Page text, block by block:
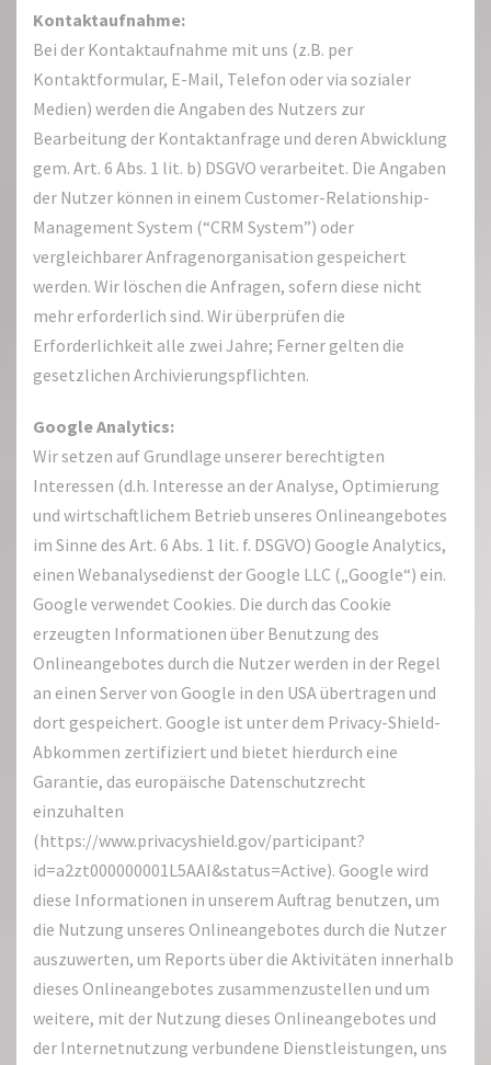
Kontaktaufnahme:
Bei der Kontaktaufnahme mit uns (z.B. per
Kontaktformular, E-Mail, Telefon oder via sozialer
Medien) werden die Angaben des Nutzers zur
Bearbeitung der Kontaktanfrage und deren Abwicklung
gem. Art. 6 Abs. 1 lit. b) DSGVO verarbeitet. Die Angaben
der Nutzer können in einem Customer-Relationship-
Management System (“CRM System”) oder
vergleichbarer Anfragenorganisation gespeichert
werden. Wir löschen die Anfragen, sofern diese nicht
mehr erforderlich sind. Wir überprüfen die
Erforderlichkeit alle zwei Jahre; Ferner gelten die
gesetzlichen Archivierungspflichten.
Google Analytics:
Wir setzen auf Grundlage unserer berechtigten
Interessen (d.h. Interesse an der Analyse, Optimierung
und wirtschaftlichem Betrieb unseres Onlineangebotes
im Sinne des Art. 6 Abs. 1 lit. f. DSGVO) Google Analytics,
einen Webanalysedienst der Google LLC („Google“) ein.
Google verwendet Cookies. Die durch das Cookie
erzeugten Informationen über Benutzung des
Onlineangebotes durch die Nutzer werden in der Regel
an einen Server von Google in den USA übertragen und
dort gespeichert. Google ist unter dem Privacy-Shield-
Abkommen zertifiziert und bietet hierdurch eine
Garantie, das europäische Datenschutzrecht
einzuhalten
(https://www.privacyshield.gov/participant?
id=a2zt000000001L5AAI&status=Active). Google wird
diese Informationen in unserem Auftrag benutzen, um
die Nutzung unseres Onlineangebotes durch die Nutzer
auszuwerten, um Reports über die Aktivitäten innerhalb
dieses Onlineangebotes zusammenzustellen und um
weitere, mit der Nutzung dieses Onlineangebotes und
der Internetnutzung verbundene Dienstleistungen, uns